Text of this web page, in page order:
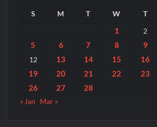
S M T W T
1 2
5
6 7 8 9
12 13 14 15 16
19
20 21 22 23
26
27 28
« Jan Mar »